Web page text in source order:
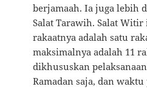
berjamaah. Ia juga lebih
Salat Tarawih. Salat
rakaatnya adalah satu
maksimalnya adalah 11
dikhususkan
Ramadan saja, dan